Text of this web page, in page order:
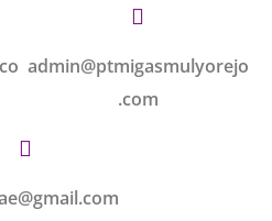
admin@ptmigasmulyorejo
.com